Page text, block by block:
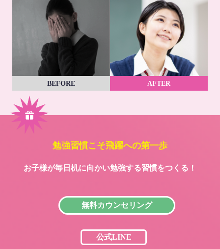
BEFORE AFTER
勉強習慣こそ飛躍への第一歩
お子様が毎日机に向かい勉強する習慣をつくる！
無料カウンセリング
公式LINE